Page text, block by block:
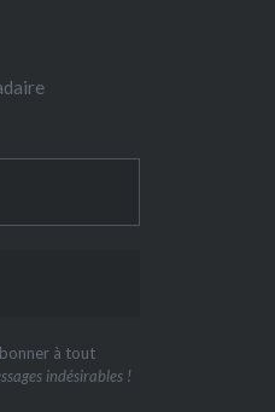
à tout
indésirables !